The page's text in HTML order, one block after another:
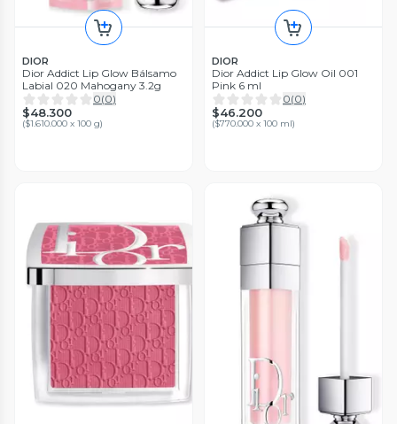
DIOR
Dior Addict Lip Glow Bálsamo
Labial 020 Mahogany 3.2g
0(0)
$48.300
($1.610.000 x 100 g)
DIOR
Dior Addict Lip Glow Oil 001
Pink 6 ml
0(0)
$46.200
($770.000 x 100 ml)